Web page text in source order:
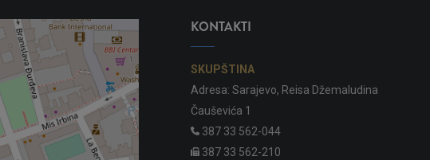
KONTAKTI
SKUPŠTINA
Adresa: Sarajevo, Reisa Džemaludina
Čauševića 1
387 33 562-044
387 33 562-210